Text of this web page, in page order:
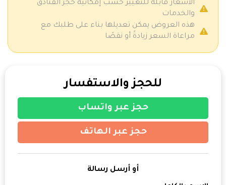
الأسعار قابلة للتغيير حسب إمكانية حجز الفنادق
والخدمات
هذه العروض يمكن تعديلها بناء على طلبك مع
مراعاة السعر زيادةً أو نقصًا
للحجز والاستفسار
حجز عبر واتساب
حجز عبر الهاتف
أو أرسل رسالة